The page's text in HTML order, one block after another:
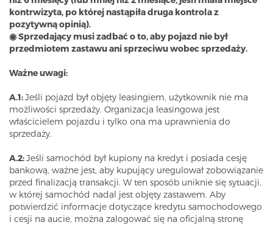
kontrwizyta, po której nastąpiła druga kontrola z
pozytywną opinią).
◉ Sprzedający musi zadbać o to, aby pojazd nie był
przedmiotem zastawu ani sprzeciwu wobec sprzedaży.
Ważne uwagi:
A.1:Jeśli pojazd był objęty leasingiem, użytkownik nie ma
możliwości sprzedaży. Organizacja leasingowa jest
właścicielem pojazdu i tylko ona ma uprawnienia do
sprzedaży.
A.2:Jeśli samochód był kupiony na kredyt i posiada cesję
bankową, ważne jest, aby kupujący uregulował zobowiązanie
przed finalizacją transakcji. W ten sposób uniknie się sytuacji,
w której samochód nadal jest objęty zastawem. Aby
potwierdzić informacje dotyczące kredytu samochodowego
i cesji na aucie, można zalogować się na oficjalną stronę